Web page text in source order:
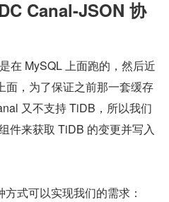
Canal-JSON 协
在 MySQL 上面跑的，然后近
面，为了保证之前那一套缓存
又不支持 TiDB，所以我们
件来获取 TiDB 的变更并写入
式可以实现我们的需求：